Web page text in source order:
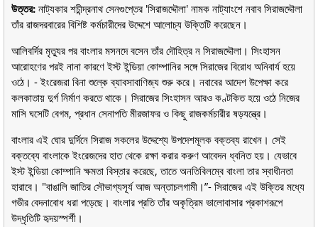
উত্তর: নাট্যকার শচীন্দ্রনাথ সেনগুপ্তের 'সিরাজদ্দৌলা' নামক নাট্যাংশে নবাব সিরাজদ্দৌলা
তাঁর রাজদরবারের বিশিষ্ট কর্মচারীদের উদ্দেশে আলোচ্য উক্তিটি করেছেন।
আলিবর্দির মৃত্যুর পর বাংলার মসনদে বসেন তাঁর দৌহিত্র ন সিরাজদ্দৌলা। সিংহাসন
আরোহণের পরই নানা কারণে ইস্ট ইন্ডিয়া কোম্পানির সঙ্গে সিরাজের বিরোধ অনিবার্য হয়ে
ওঠে। - ইংরেজরা বিনা শুল্কে ব্যাবসাবাণিজ্য শুরু করে। নবাবের আদেশ উপেক্ষা করে
কলকাতায় দুর্গ নির্মাণ করতে থাকে। সিরাজের সিংহাসন আরও কণ্টকিত হয়ে ওঠে নিজের
মাসি ঘসেটি বেগম, প্রধান সেনাপতি মীরজাফর ও কিছু রাজকর্মচারীর ষড়যন্ত্রে।
বাংলার এই ঘোর দুর্দিনে সিরাজ সকলের উদ্দেশ্যে উপদেশমূলক বক্তব্য রাখেন। সেই
বক্তব্যে বাংলাকে ইংরেজদের হাত থেকে রক্ষা করার করুণ আবেদন ধ্বনিত হয়। যেভাবে
ইস্ট ইন্ডিয়া কোম্পানি ক্ষমতা বিস্তার করেছে, তাতে অনতিবিলম্বে বাংলা তার স্বাধীনতা
হারাবে। "বাঙালি জাতির সৌভাগ্যসূর্য আজ অন্তাচলগামী।”- সিরাজের এই উক্তির মধ্যে
গভীর বেদনাবোধ ধরা পড়েছে। বাংলার প্রতি তাঁর অকৃত্রিম ভালোবাসার প্রকাশরূপে
উদ্ধৃতিটি হৃদয়স্পর্শী।